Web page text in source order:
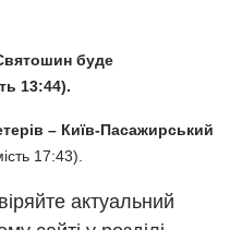
буде
13:44).
– Київ-Пасажирський
17:43).
актуальний